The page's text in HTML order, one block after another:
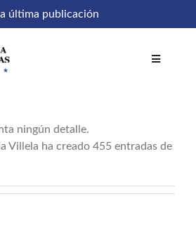
última publicación
Toggle
ningún detalle.
Villela ha creado 455 entradas de